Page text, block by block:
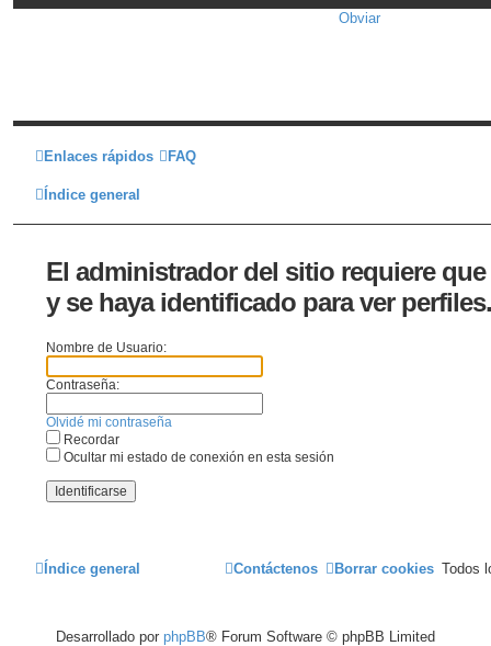
Obviar
Enlaces rápidos FAQ
Índice general
El administrador del sitio requiere
y se haya identificado para ver perfiles.
Nombre de Usuario:
Contraseña:
Olvidé mi contraseña
Recordar
Ocultar mi estado de conexión en esta sesión
Índice general Todos
Borrar cookies
Contáctenos
Desarrollado por phpBB® Forum Software © phpBB Limited